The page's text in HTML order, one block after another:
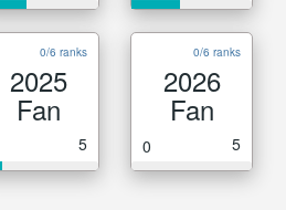
0/6 ranks
2025
Fan
5
0/6 ranks
2026
Fan
0 5